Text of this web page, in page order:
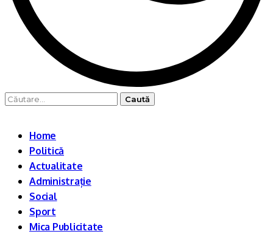
Caută
Home
Politică
Actualitate
Administrație
Social
Sport
Mica Publicitate